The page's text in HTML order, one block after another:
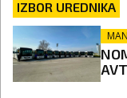
IZBOR UREDNIKA
MAN